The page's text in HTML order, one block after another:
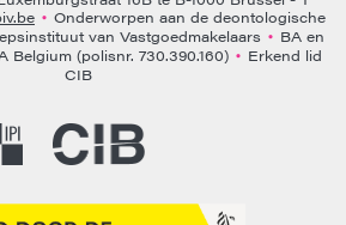
• Onderworpen aan de deontologische
van Vastgoedmakelaars • BA en
Belgium (polisnr. 730.390.160) • Erkend lid
CIB